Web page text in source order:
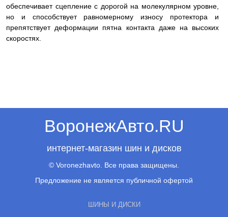
обеспечивает сцепление с дорогой на молекулярном уровне,
но и способствует равномерному износу протектора и
препятствует деформации пятна контакта даже на высоких
скоростях.
ВоронежАвто.RU
интернет-магазин шин и дисков
© Voronezhavto. Все права защищены.
Предложение не является публичной офертой
ШИНЫ И ДИСКИ